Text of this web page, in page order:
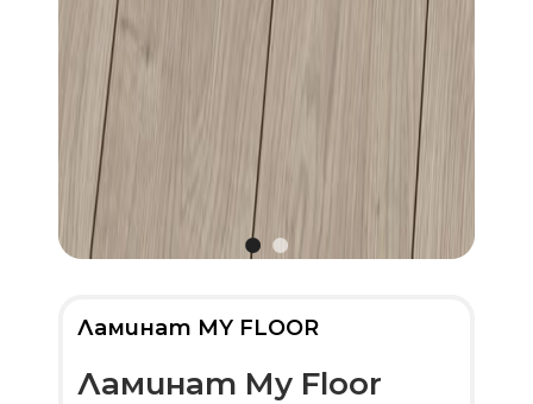
Ламинат MY FLOOR
Ламинат My Floor